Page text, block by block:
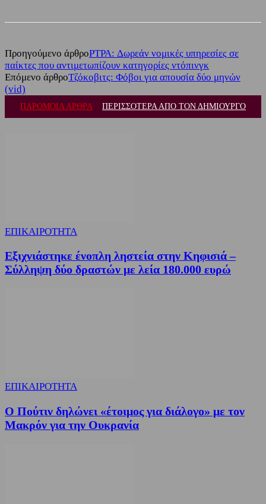
Προηγούμενο άρθροPTPA: Δωρεάν νομικές υπηρεσίες σε
παίκτες που αντιμετωπίζουν κατηγορίες ντόπινγκ
Επόμενο άρθροΤζόκοβιτς: Φόβοι για απουσία δύο μηνών
(vid)
ΠΑΡΟΜΟΙΑ ΑΡΘΡΑ ΠΕΡΙΣΣΟΤΕΡΑ ΑΠΟ ΤΟΝ ΔΗΜΙΟΥΡΓΟ
ΕΠΙΚΑΙΡΟΤΗΤΑ
Εξιχνιάστηκε ένοπλη ληστεία στην Κηφισιά –
Σύλληψη δύο δραστών με λεία 180.000 ευρώ
ΕΠΙΚΑΙΡΟΤΗΤΑ
Ο Πούτιν δηλώνει «έτοιμος για διάλογο» με τον
Μακρόν για την Ουκρανία